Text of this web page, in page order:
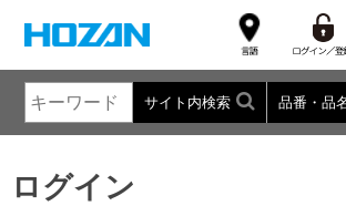
サイト内検索 品番・品
ログイン